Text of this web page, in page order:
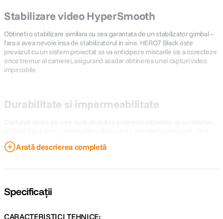
Stabilizare video HyperSmooth
Obtineti o stabilizare similara cu cea garantata de un stabilizator gimbal –
fara a avea nevoie insa de stabilizatorul in sine. HERO7 Black este
prevazut cu un sistem proiectat sa va anticipeze miscarile sis a corecteze
orice tremur al camerei, asigurand asadar obtinerea unei capturi video
impecabile.
Durabilitate si impermeabilitate
prevazut cu o carcasa impermeabila proiectata sa reziste pana la 10m
adancime.
Camera dumneavoastra de actiune HERO7 Black poate fi utilizata
Arată descrierea completă
Specificații
CARACTERISTICI TEHNICE: